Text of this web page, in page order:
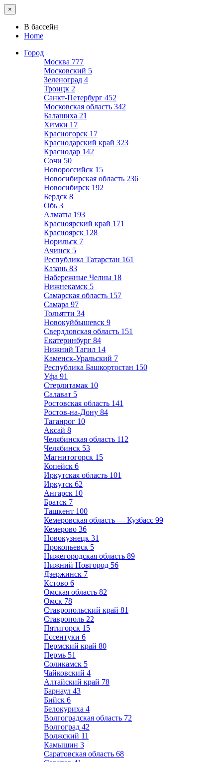
×
В бассейн
Home
Город
Москва 777
Московский 5
Зеленоград 4
Троицк 2
Санкт-Петербург 452
Московская область 342
Балашиха 21
Химки 17
Красногорск 17
Краснодарский край 323
Краснодар 142
Сочи 50
Новороссийск 15
Новосибирская область 236
Новосибирск 192
Бердск 8
Обь 3
Алматы 193
Красноярский край 171
Красноярск 128
Норильск 7
Ачинск 5
Республика Татарстан 161
Казань 83
Набережные Челны 18
Нижнекамск 5
Самарская область 157
Самара 97
Тольятти 34
Новокуйбышевск 9
Свердловская область 151
Екатеринбург 84
Нижний Тагил 14
Каменск-Уральский 7
Республика Башкортостан 150
Уфа 91
Стерлитамак 10
Салават 5
Ростовская область 141
Ростов-на-Дону 84
Таганрог 10
Аксай 8
Челябинская область 112
Челябинск 53
Магнитогорск 15
Копейск 6
Иркутская область 101
Иркутск 62
Ангарск 10
Братск 7
Ташкент 100
Кемеровская область — Кузбасс 99
Кемерово 36
Новокузнецк 31
Прокопьевск 5
Нижегородская область 89
Нижний Новгород 56
Дзержинск 7
Кстово 6
Омская область 82
Омск 78
Ставропольский край 81
Ставрополь 22
Пятигорск 15
Ессентуки 6
Пермский край 80
Пермь 51
Соликамск 5
Чайковский 4
Алтайский край 78
Барнаул 43
Бийск 6
Белокуриха 4
Волгоградская область 72
Волгоград 42
Волжский 11
Камышин 3
Саратовская область 68